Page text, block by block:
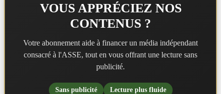
VOUS APPRÉCIEZ NOS
CONTENUS ?
Votre abonnement aide à financer un média indépendant
consacré à l'ASSE, tout en vous offrant une lecture sans
publicité.
Sans publicité
Lecture plus fluide